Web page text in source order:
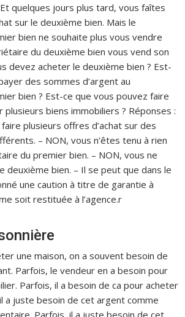
quelques jours plus tard, vous faîtes
sur le deuxième bien. Mais le
bien ne souhaite plus vous vendre
du deuxième bien vous vend son
devez acheter le deuxième bien ? Est-
des sommes d’argent au
bien ? Est-ce que vous pouvez faire
plusieurs biens immobiliers ? Réponses :
plusieurs offres d’achat sur des
– NON, vous n’êtes tenu à rien
du premier bien. – NON, vous ne
deuxième bien. – Il se peut que dans le
une caution à titre de garantie à
soit restituée à l’agence.r
une maison, on a souvent besoin de
Parfois, le vendeur en a besoin pour
Parfois, il a besoin de ca pour acheter
a juste besoin de cet argent comme
Parfois, il a juste besoin de cet